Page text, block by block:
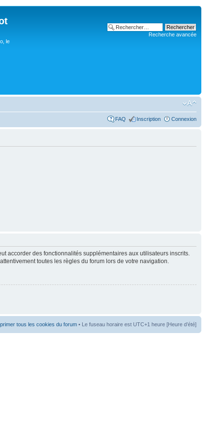
le
Recherche avancée
FAQ Inscription Connexion
accorder des fonctionnalités supplémentaires aux utilisateurs inscrits.
toutes les règles du forum lors de votre navigation.
tous les cookies du forum • Le fuseau horaire est UTC+1 heure [Heure d’été]